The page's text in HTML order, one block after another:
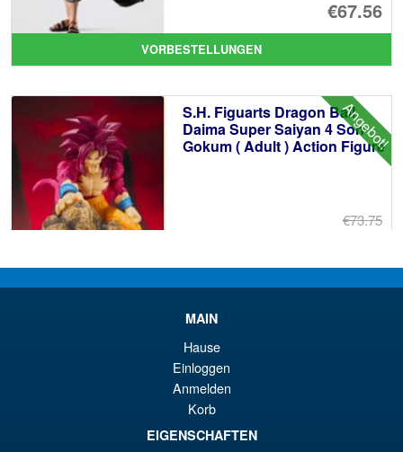
€67.56
VORBESTELLUNGEN
Angebot!
S.H. Figuarts Dragon Ball
Daima Super Saiyan 4 Son
Gokum ( Adult ) Action Figure
€73.75
VORBESTELLUNGEN
S.H. Figuarts Dragon Ball Z
Super Saiyan Son Goku (
Legendary ) Reissue
MAIN
Hause
Einloggen
Anmelden
Korb
EIGENSCHAFTEN